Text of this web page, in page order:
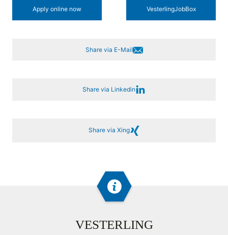
Apply online now Vesterling­JobBox
Share via E-Mail
Share via Linkedin
Share via Xing
VESTERLING